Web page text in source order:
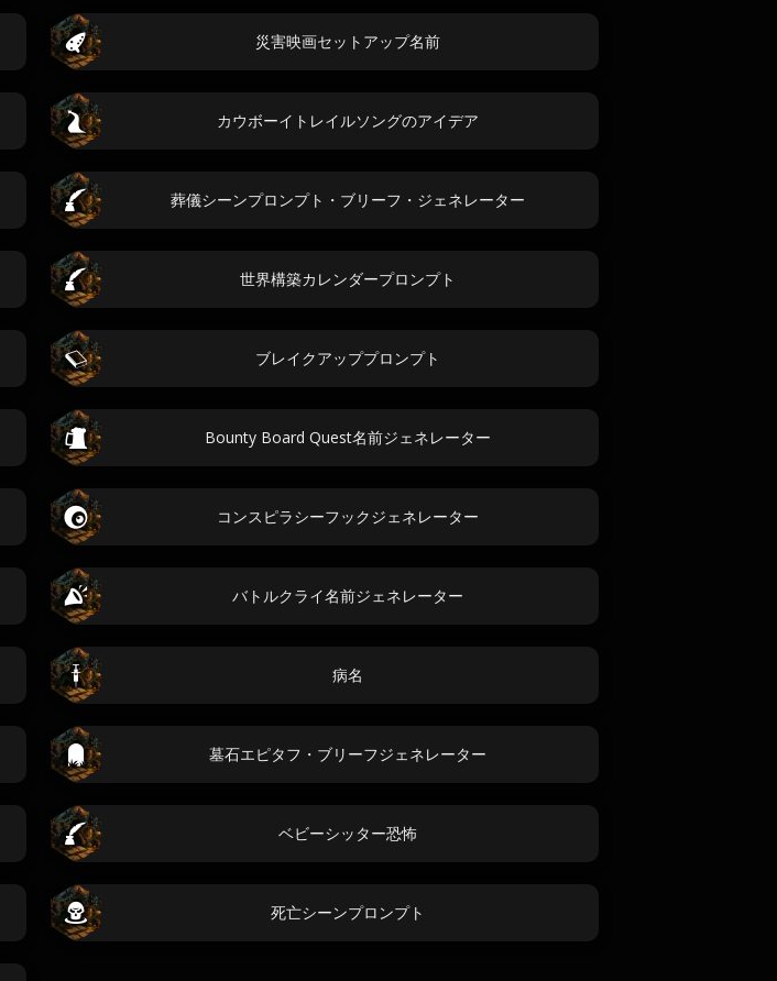
災害映画セットアップ名前
カウボーイトレイルソングのアイデア
葬儀シーンプロンプト・ブリーフ・ジェネレーター
世界構築カレンダープロンプト
ブレイクアッププロンプト
Bounty Board Quest名前ジェネレーター
コンスピラシーフックジェネレーター
バトルクライ名前ジェネレーター
病名
墓石エピタフ・ブリーフジェネレーター
ベビーシッター恐怖
死亡シーンプロンプト